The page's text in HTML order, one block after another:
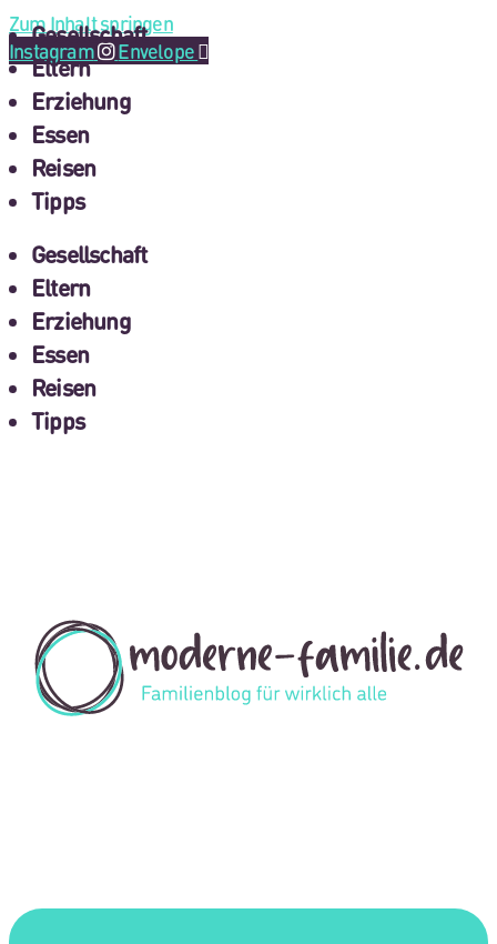
Zum Inhalt springen
Instagram
Envelope
Gesellschaft
Eltern
Erziehung
Essen
Reisen
Tipps
Gesellschaft
Eltern
Erziehung
Essen
Reisen
Tipps